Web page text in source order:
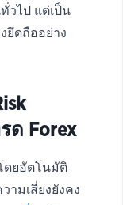
วไป แต่เป็น
ดถืออย่าง
ด Forex
ดยอัตโนมัติ
ามเสี่ยงยังคง